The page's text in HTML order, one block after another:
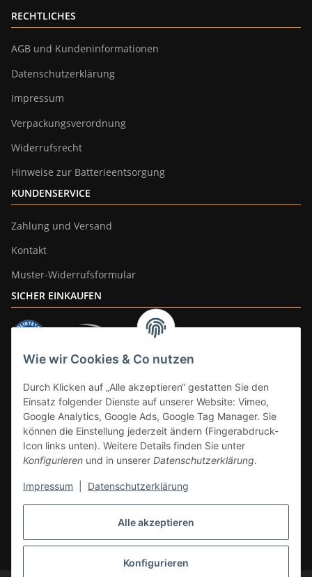
Alle akzeptieren
Konfigurieren
Wie wir Cookies & Co nutzen
Durch Klicken auf „Alle akzeptieren“ gestatten Sie den
Einsatz folgender Dienste auf unserer Website: Vimeo,
Google Analytics, Google Ads, Google Tag Manager. Sie
können die Einstellung jederzeit ändern (Fingerabdruck-
Icon links unten). Weitere Details finden Sie unter
Konfigurieren und in unserer Datenschutzerklärung.
Impressum Datenschutzerklärung
RECHTLICHES
AGB und Kundeninformationen
Datenschutzerklärung
Impressum
Verpackungsverordnung
Widerrufsrecht
Hinweise zur Batterieentsorgung
KUNDENSERVICE
Zahlung und Versand
Kontakt
Muster-Widerrufsformular
SICHER EINKAUFEN
* Alle Preise inkl. gesetzlicher Mwst., zzgl.Versand
DE, gilt nicht für Großgeräte per Spedition). Artikel mit 0% MwSt. (gem. §